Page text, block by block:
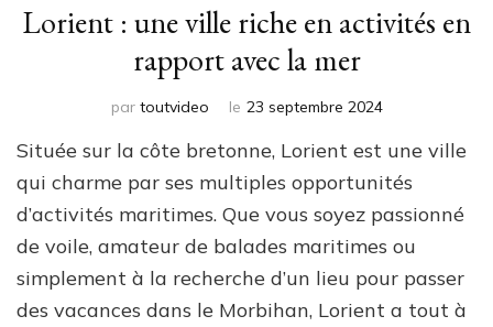
Lorient : une ville riche en activités en
rapport avec la mer
par toutvideo le 23 septembre 2024
Située sur la côte bretonne, Lorient est une ville
qui charme par ses multiples opportunités
d’activités maritimes. Que vous soyez passionné
de voile, amateur de balades maritimes ou
simplement à la recherche d’un lieu pour passer
des vacances dans le Morbihan, Lorient a tout à